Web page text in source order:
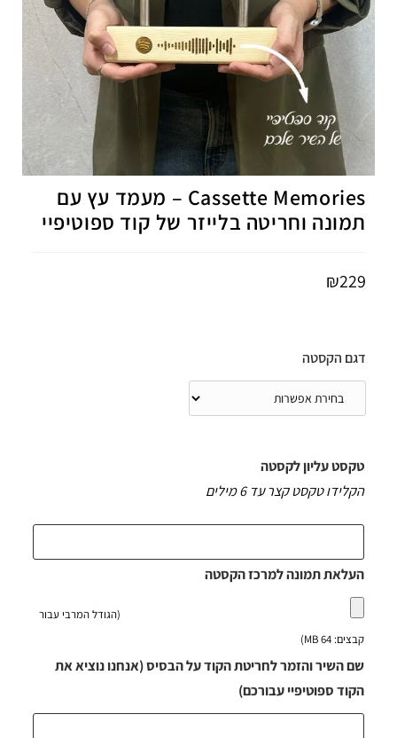
Cassette Memories – מעמד עץ עם
תמונה וחריטה בלייזר של קוד ספוטיפיי
₪229
דגם הקסטה
טקסט עליון לקסטה
הקלידו טקסט קצר עד 6 מילים
העלאת תמונה למרכז הקסטה
(הגודל המרבי עבור
קבצים: 64 MB)
שם השיר והזמר לחריטת הקוד על הבסיס (אנחנו נוציא את
הקוד ספוטיפיי עבורכם)